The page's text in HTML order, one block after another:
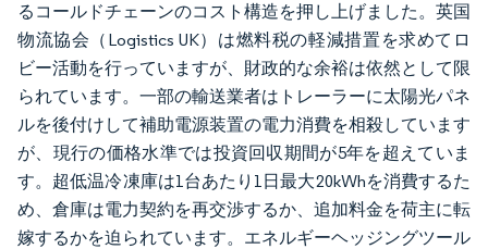
るコールドチェーンのコスト構造を押し上げました。英国
物流協会（Logistics UK）は燃料税の軽減措置を求めてロ
ビー活動を行っていますが、財政的な余裕は依然として限
られています。一部の輸送業者はトレーラーに太陽光パネ
ルを後付けして補助電源装置の電力消費を相殺しています
が、現行の価格水準では投資回収期間が5年を超えていま
す。超低温冷凍庫は1台あたり1日最大20kWhを消費するた
め、倉庫は電力契約を再交渉するか、追加料金を荷主に転
嫁するかを迫られています。エネルギーヘッジングツール